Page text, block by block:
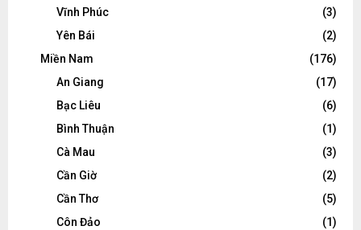
Vĩnh Phúc
(3)
Yên Bái
(2)
Miền Nam
(176)
An Giang
(17)
Bạc Liêu
(6)
Bình Thuận
(1)
Cà Mau
(3)
Cần Giờ
(2)
Cần Thơ
(5)
Côn Đảo
(1)